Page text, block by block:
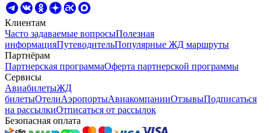
Клиентам
Часто задаваемые вопросыПолезная
информацияПутеводительПопулярные ЖД маршруты
Партнёрам
Партнерская программаОферта партнерской программы
Сервисы
АвиабилетыЖД
билетыОтелиАэропортыАвиакомпанииОтзывыПодписаться
на рассылкиОтписаться от рассылок
Безопасная оплата